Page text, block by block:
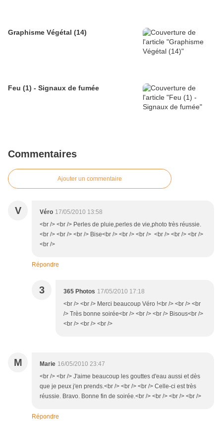
Graphisme Végétal (14)
Feu (1) - Signaux de fumée
Commentaires
Ajouter un commentaire
V Véro 17/05/2010 13:58
<br /> <br /> Perles de pluie,perles de vie,photo très réussie.
<br /> <br /> <br /> Bise<br /> <br /> <br /> <br /> <br /> <br />
<br />
Répondre
3 365 Photos 17/05/2010 17:18
<br /> <br /> Merci beaucoup Véro !<br /> <br /> <br
/> Très bonne soirée<br /> <br /> <br /> Bisous<br />
<br /> <br /> <br />
M Marie 16/05/2010 23:47
<br /> <br /> J'aime beaucoup les gouttes d'eau aussi et dès
que je peux j'en prends.<br /> <br /> <br /> Celle-ci est très
réussie. Bravo. Bonne fin de soirée.<br /> <br /> <br /> <br />
Répondre